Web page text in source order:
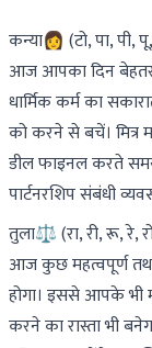
कन्या👩 (टो, पा, पी,
आज आपका दिन बेहतर
धार्मिक कर्म का
को करने से बचें।
डील फाइनल करते समय
पार्टनरशिप संबंधी
तुला⚖️ (रा, री, रू, रे,
आज कुछ महत्वपूर्ण
होगा। इससे आपके भी
करने का रास्ता भी